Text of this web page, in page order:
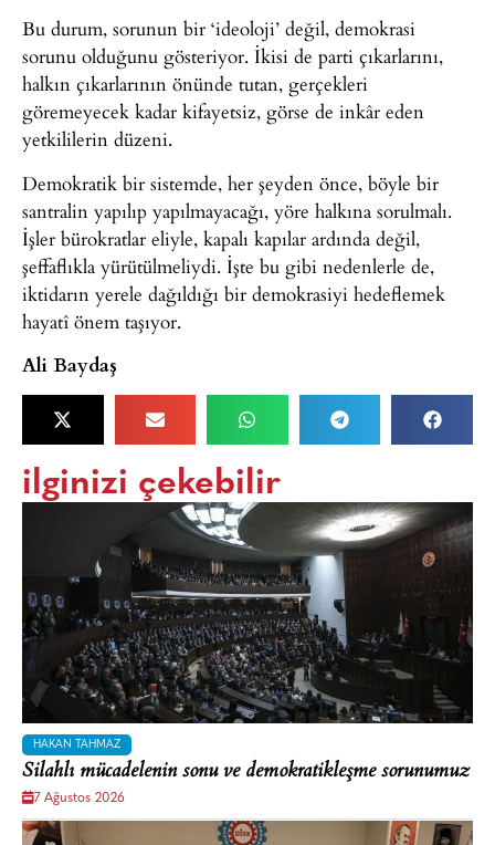
Bu durum, sorunun bir ‘ideoloji’ değil, demokrasi
sorunu olduğunu gösteriyor. İkisi de parti çıkarlarını,
halkın çıkarlarının önünde tutan, gerçekleri
göremeyecek kadar kifayetsiz, görse de inkâr eden
yetkililerin düzeni.
Demokratik bir sistemde, her şeyden önce, böyle bir
santralin yapılıp yapılmayacağı, yöre halkına sorulmalı.
İşler bürokratlar eliyle, kapalı kapılar ardında değil,
şeffaflıkla yürütülmeliydi. İşte bu gibi nedenlerle de,
iktidarın yerele dağıldığı bir demokrasiyi hedeflemek
hayatî önem taşıyor.
Ali Baydaş
ilginizi çekebilir
HAKAN TAHMAZ
Silahlı mücadelenin sonu ve demokratikleşme sorunumuz
7 Ağustos 2026